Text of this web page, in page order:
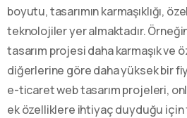
boyutu, tasarımın karmaşıklığı,
teknolojiler yer almaktadır.
tasarım projesi daha karmaşık ve
diğerlerine göre daha yüksek bir
e-ticaret web tasarım projeleri,
ek özelliklere ihtiyaç duyduğu için